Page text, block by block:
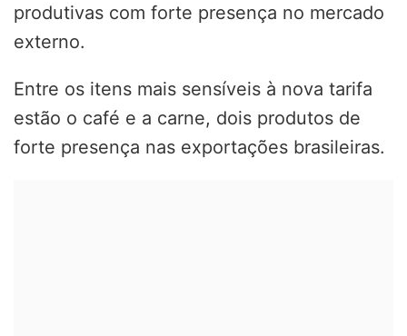
produtivas com forte presença no mercado
externo.
Entre os itens mais sensíveis à nova tarifa
estão o café e a carne, dois produtos de
forte presença nas exportações brasileiras.